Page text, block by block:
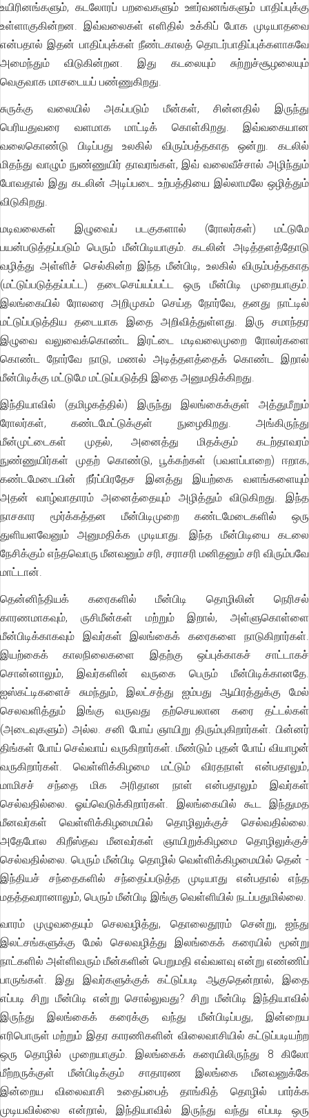
உயிரினங்களும், கடலோரப் பறவைகளும் ஊர்வனங்களும் பாதிப்புக்கு
உள்ளாகுகின்றன. இவ்வலைகள் எளிதில் உக்கிப் போக முடியாதவை
என்பதால் இதன் பாதிப்புக்கள் நீண்டகாலத் தொடர்பாதிப்புக்களாகவே
அமைந்தும் விடுகின்றன. இது கடலையும் சுற்றுச்சூழலையும்
வெகுவாக மாசடையப் பண்ணுகிறது.
சுருக்கு வலையில் அகப்படும் மீன்கள், சின்னதில் இருந்து
பெரியதுவரை வளமாக மாட்டிக் கொள்கிறது. இவ்வகையான
வலைகொண்டு பிடிப்பது உலகில் விரும்பத்தகாத ஒன்று. கடலில்
மிதந்து வாழும் நுண்ணுயிர் தாவரங்கள், இவ் வலைவீச்சால் அழிந்தும்
போவதால் இது கடலின் அடிப்படை உற்பத்தியை இல்லாமலே ஒழித்தும்
விடுகிறது.
மடிவலைகள் இழுவைப் படகுகளால் (ரோலர்கள்) மட்டுமே
பயன்படுத்தப்படும் பெரும் மீன்பிடியாகும். கடலின் அடித்தளத்தோடு
வழித்து அள்ளிச் செல்கின்ற இந்த மீன்பிடி, உலகில் விரும்பத்தகாத
(மட்டுப்படுத்தப்பட்ட) தடைசெய்யப்பட்ட ஒரு மீன்பிடி முறையாகும்.
இலங்கையில் ரோலரை அறிமுகம் செய்த நோர்வே, தனது நாட்டில்
மட்டுப்படுத்திய தடையாக இதை அறிவித்துள்ளது. இரு சமாந்தர
இழுவை வலுவைக்கொண்ட இரட்டை மடிவலைமுறை ரோலர்களை
கொண்ட நோர்வே நாடு, மணல் அடித்தளத்தைக் கொண்ட இறால்
மீன்பிடிக்கு மட்டுமே மட்டுப்படுத்தி இதை அனுமதிக்கிறது.
இந்தியாவில் (தமிழகத்தில்) இருந்து இலங்கைக்குள் அத்துமீறும்
ரோலர்கள், கண்டமேட்டுக்குள் நுழைகிறது. அங்கிருந்து
மீன்முட்டைகள் முதல், அனைத்து மிதக்கும் கடற்தாவரம்
நுண்ணுயிர்கள் முதற் கொண்டு, பூக்கற்கள் (பவளப்பாறை) ஈறாக,
கண்டமேடையின் நீர்ப்பிரதேச இனத்து இயற்கை வளங்களையும்
அதன் வாழ்வாதாரம் அனைத்தையும் அழித்தும் விடுகிறது. இந்த
நாசகார மூர்க்கத்தன மீன்பிடிமுறை கண்டமேடைகளில் ஒரு
துளியளவேனும் அனுமதிக்க முடியாது. இந்த மீன்பிடியை கடலை
நேசிக்கும் எந்தவொரு மீனவனும் சரி, சராசரி மனிதனும் சரி விரும்பவே
மாட்டான்.
தென்னிந்தியக் கரைகளில் மீன்பிடி தொழிலின் நெரிசல்
காரணமாகவும், ருசிமீன்கள் மற்றும் இறால், அள்ளுகொள்ளை
மீன்பிடிக்காகவும் இவர்கள் இலங்கைக் கரைகளை நாடுகிறார்கள்.
இயற்கைக் காலநிலைகளை இதற்கு ஒப்புக்காகச் சாட்டாகச்
சொன்னாலும், இவர்களின் வருகை பெரும் மீன்பிடிக்கானதே.
ஐஸ்கட்டிகளைச் சுமந்தும், இலட்சத்து ஐம்பது ஆயிரத்துக்கு மேல்
செலவளித்தும் இங்கு வருவது தற்செயலான கரை தட்டல்கள்
(அடைவுகளும்) அல்ல. சனி போய் ஞாயிறு திரும்புகிறார்கள். பின்னர்
திங்கள் போய் செவ்வாய் வருகிறார்கள். மீண்டும் புதன் போய் வியாழன்
வருகிறார்கள். வெள்ளிக்கிழமை மட்டும் விரதநாள் என்பதாலும்,
மாமிசச் சந்தை மிக அரிதான நாள் என்பதாலும் இவர்கள்
செல்வதில்லை. ஓய்வெடுக்கிறார்கள். இலங்கையில் கூட இந்துமத
மீனவர்கள் வெள்ளிக்கிழமையில் தொழிலுக்குச் செல்வதில்லை.
அதேபோல கிறீஸ்தவ மீனவர்கள் ஞாயிறுக்கிழமை தொழிலுக்குச்
செல்வதில்லை. பெரும் மீன்பிடி தொழில் வெள்ளிக்கிழமையில் தென் -
இந்தியச் சந்தைகளில் சந்தைப்படுத்த முடியாது என்பதால் எந்த
மதத்தவரானாலும், பெரும் மீன்பிடி இங்கு வெள்ளியில் நடப்பதுமில்லை.
வாரம் முழுவதையும் செலவழித்து, தொலைதூரம் சென்று, ஐந்து
இலட்சங்களுக்கு மேல் செலவழித்து இலங்கைக் கரையில் மூன்று
நாட்களில் அள்ளிவரும் மீன்களின் பெறுமதி எவ்வளவு என்று எண்ணிப்
பாருங்கள். இது இவர்களுக்குக் கட்டுப்படி ஆகுதென்றால், இதை
எப்படி சிறு மீன்பிடி என்று சொல்லுவது? சிறு மீன்பிடி இந்தியாவில்
இருந்து இலங்கைக் கரைக்கு வந்து மீன்பிடிப்பது, இன்றைய
எரிபொருள் மற்றும் இதர காரணிகளின் விலைவாசியில் கட்டுப்படியற்ற
ஒரு தொழில் முறையாகும். இலங்கைக் கரையிலிருந்து 8 கிலோ
மீற்றருக்குள் மீன்பிடிக்கும் சாதாரண இலங்கை மீனவனுக்கே
இன்றைய விலைவாசி உதைப்பைத் தாங்கித் தொழில் பார்க்க
முடியவில்லை என்றால், இந்தியாவில் இருந்து வந்து எப்படி ஒரு